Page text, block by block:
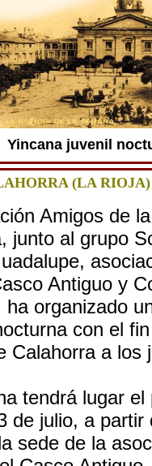
Yincana juvenil
(LA RIOJA)
Amigos de
junto al grupo
Antiguo y
ha organizado
con el
Calahorra a los
tendrá lugar el
de julio, a partir
sede de la